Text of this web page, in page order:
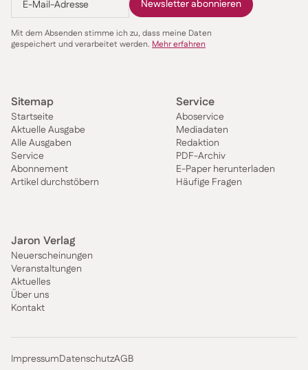
Mit dem Absenden stimme ich zu, dass meine Daten
gespeichert und verarbeitet werden. Mehr erfahren
Sitemap
Startseite
Aktuelle Ausgabe
Alle Ausgaben
Service
Abonnement
Artikel durchstöbern
Service
Aboservice
Mediadaten
Redaktion
PDF-Archiv
E-Paper herunterladen
Häufige Fragen
Jaron Verlag
Neuerscheinungen
Veranstaltungen
Aktuelles
Über uns
Kontakt
ImpressumDatenschutzAGB